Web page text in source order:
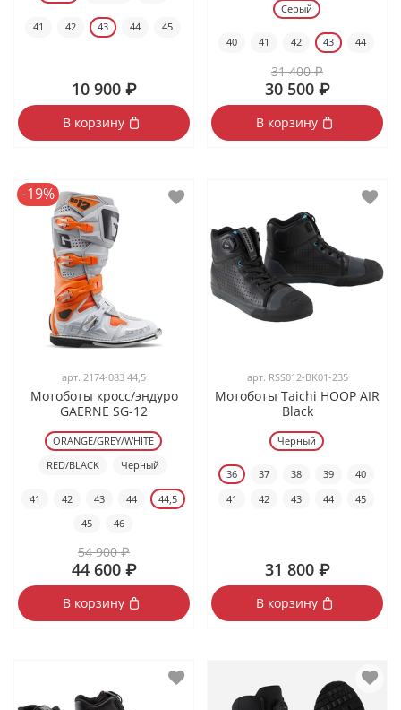
41 42 43 44 45
10 900 ₽
В корзину
Серый
40 41 42 43 44
31 400 ₽
30 500 ₽
В корзину
-19%
арт. 2174-083 44,5
Мотоботы кросс/эндуро
GAERNE SG-12
ORANGE/GREY/WHITE
RED/BLACK
Черный
41 42 43 44
44,5
45
46
54 900 ₽
44 600 ₽
В корзину
арт. RSS012-BK01-235
Мотоботы Taichi HOOP AIR
Black
Черный
36 37 38 39
40
41
42 43 44 45
31 800 ₽
В корзину